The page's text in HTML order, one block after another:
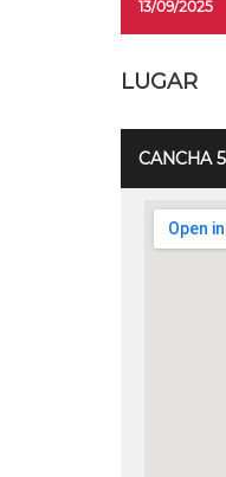
13/09/2025
LUGAR
CANCHA 5